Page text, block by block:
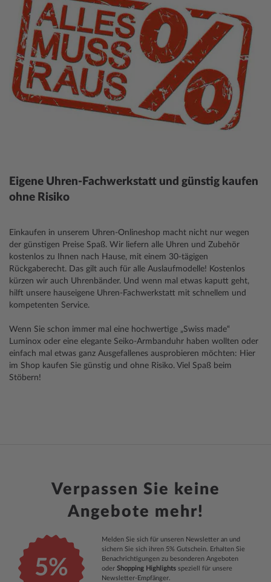
Eigene Uhren-Fachwerkstatt und günstig kaufen
ohne Risiko
Einkaufen in unserem Uhren-Onlineshop macht nicht nur wegen
der günstigen Preise Spaß. Wir liefern alle Uhren und Zubehör
kostenlos zu Ihnen nach Hause, mit einem 30-tägigen
Rückgaberecht. Das gilt auch für alle Auslaufmodelle! Kostenlos
kürzen wir auch Uhrenbänder. Und wenn mal etwas kaputt geht,
hilft unsere hauseigene Uhren-Fachwerkstatt mit schnellem und
kompetenten Service.
Wenn Sie schon immer mal eine hochwertige „Swiss made“
Luminox oder eine elegante Seiko-Armbanduhr haben wollten oder
einfach mal etwas ganz Ausgefallenes ausprobieren möchten: Hier
im Shop kaufen Sie günstig und ohne Risiko. Viel Spaß beim
Stöbern!
Verpassen Sie keine
Angebote mehr!
5%
Melden Sie sich für unseren Newsletter an und
sichern Sie sich ihren 5% Gutschein. Erhalten Sie
Benachrichtigungen zu besonderen Angeboten
oder Shopping Highlights speziell für unsere
Newsletter-Empfänger.